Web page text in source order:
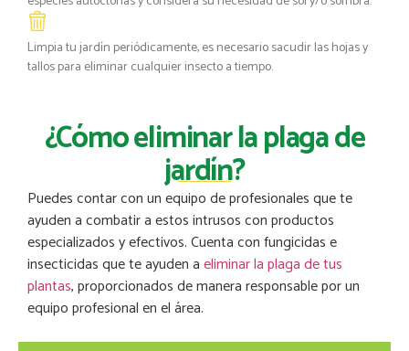
Limpia tu jardín periódicamente, es necesario sacudir las hojas y
tallos para eliminar cualquier insecto a tiempo.
¿Cómo eliminar la plaga de
jardín?
Puedes contar con un equipo de profesionales que te
ayuden a combatir a estos intrusos con productos
especializados y efectivos. Cuenta con fungicidas e
insecticidas que te ayuden aeliminar la plaga de tus
plantas, proporcionados de manera responsable por un
equipo profesional en el área.